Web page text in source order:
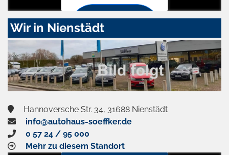
Zustimmen
aktivieren
Wir in Nienstädt
Hannoversche Str. 34, 31688 Nienstädt
info@autohaus-soeffker.de
0 57 24 / 95 000
Mehr zu diesem Standort